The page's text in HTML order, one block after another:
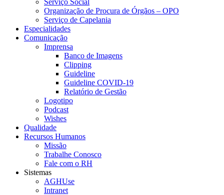
Serviço Social
Organização de Procura de Órgãos – OPO
Serviço de Capelania
Especialidades
Comunicação
Imprensa
Banco de Imagens
Clipping
Guideline
Guideline COVID-19
Relatório de Gestão
Logotipo
Podcast
Wishes
Qualidade
Recursos Humanos
Missão
Trabalhe Conosco
Fale com o RH
Sistemas
AGHUse
Intranet